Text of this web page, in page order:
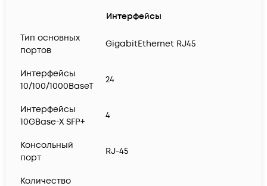
Интерфейсы
Тип основных
портов
GigabitEthernet RJ45
Интерфейсы
10/100/1000BaseT
24
Интерфейсы
10GBase-X SFP+
4
Консольный
порт
RJ-45
Количество